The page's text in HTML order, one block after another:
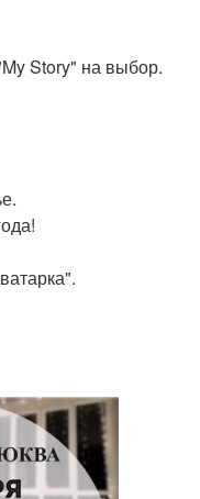
Story" на выбор.